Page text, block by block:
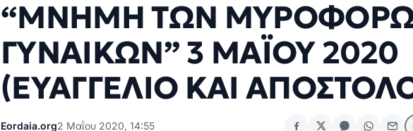
“ΜΝΗΜΗ ΤΩΝ
ΓΥΝΑΙΚΩΝ” 3 ΜΑΪΟΥ 2020
(ΕΥΑΓΓΕΛΙΟ ΚΑΙ
Eordaia.org2 Μαΐου 2020, 14:55